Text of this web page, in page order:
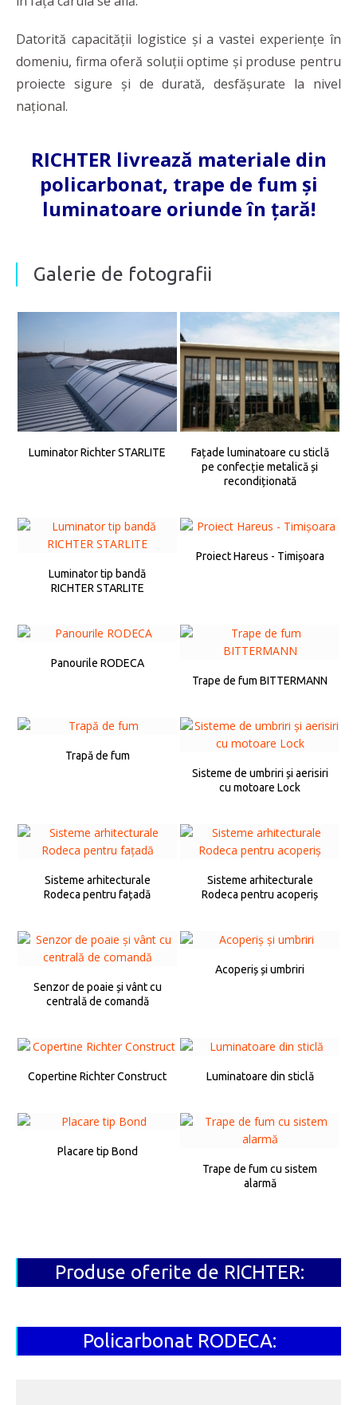
Datorită capacității logistice și a vastei experiențe în
domeniu, firma oferă soluții optime și produse pentru
proiecte sigure și de durată, desfășurate la nivel
național.
RICHTER livrează materiale din
policarbonat, trape de fum și
luminatoare oriunde în țară!
Galerie de fotografii
Luminator Richter STARLITE
Fațade luminatoare cu sticlă
pe confecție metalică și
recondiționată
Luminator tip bandă
RICHTER STARLITE
Proiect Hareus - Timișoara
Panourile RODECA
Trape de fum BITTERMANN
Trapă de fum
Sisteme de umbriri și aerisiri
cu motoare Lock
Sisteme arhitecturale
Rodeca pentru fațadă
Sisteme arhitecturale
Rodeca pentru acoperiș
Senzor de poaie și vânt cu
centrală de comandă
Acoperiș și umbriri
Copertine Richter Construct Luminatoare din sticlă
Placare tip Bond
Trape de fum cu sistem
alarmă
Produse oferite de RICHTER:
Policarbonat RODECA: